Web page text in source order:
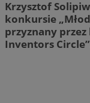
Krzysztof
konkursie
przyznany
Inventors